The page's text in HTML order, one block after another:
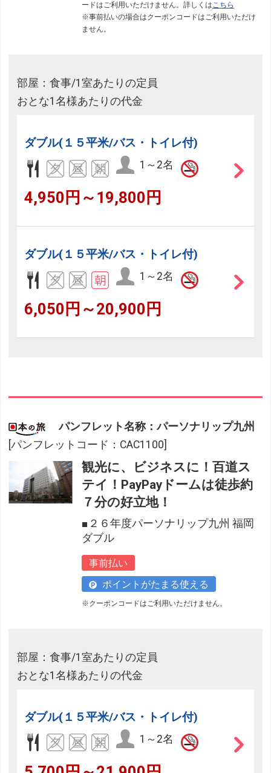
ードはご利用いただけません。詳しくはこちら
※事前払いの場合はクーポンコードはご利用いただけ
ません。
部屋：食事/1室あたりの定員
おとな1名様あたりの代金
ダブル(１５平米/バス・トイレ付)
1～2名
4,950円～19,800円
ダブル(１５平米/バス・トイレ付)
1～2名
6,050円～20,900円
パンフレット名称：パーソナリップ九州
[パンフレットコード：CAC1100]
観光に、ビジネスに！百道ス
テイ！PayPayドームは徒歩約
７分の好立地！
■２６年度パーソナリップ九州 福岡
ダブル
事前払い
ポイントがたまる使える
※クーポンコードはご利用いただけません。
部屋：食事/1室あたりの定員
おとな1名様あたりの代金
ダブル(１５平米/バス・トイレ付)
1～2名